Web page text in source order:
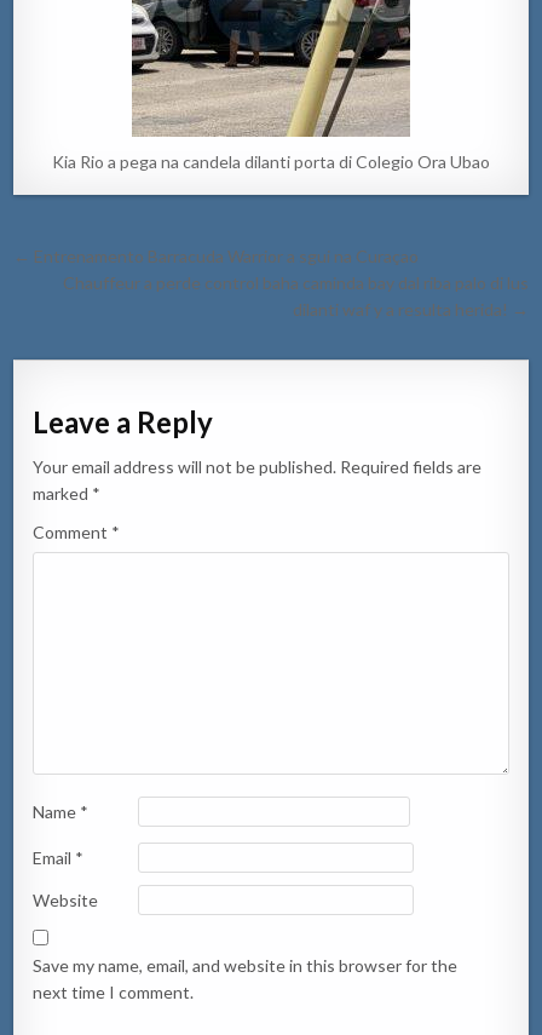
Kia Rio a pega na candela dilanti porta di Colegio Ora Ubao
Post
navigation
← Entrenamento Barracuda Warrior a sgui na Curaçao
Chauffeur a perde control baha caminda bay dal riba palo di lus
dilanti waf y a resulta herida! →
Leave a Reply
Your email address will not be published. Required fields are
marked *
Comment *
Name *
Email *
Website
Save my name, email, and website in this browser for the
next time I comment.